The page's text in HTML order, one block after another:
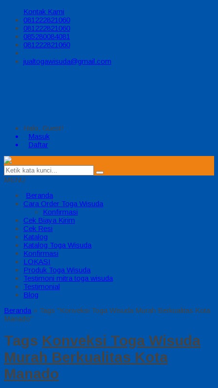
Kontak Kami
081222821060
081222821060
085280084081
081222821060
jualtogawisuda@gmail.com
Halo, Guest!
Masuk
Daftar
MENU
Beranda
Cara Order Toga Wisuda
Konfirmasi
Cek Biaya Kirim
Cek Resi
Katalog
Katalog Toga Wisuda
Konfirmasi
LOKASI
Produk Toga Wisuda
Testimoni mitra toga wisuda
Testimonial
Blog
Beranda » Tags "Konveksi Toga Wisuda Murah Berkualitas Kota
Manado"
Tags Konveksi Toga Wisuda
Murah Berkualitas Kota
Manado